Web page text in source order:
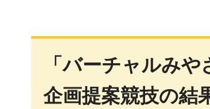
「バーチャルみ
企画提案競技の結